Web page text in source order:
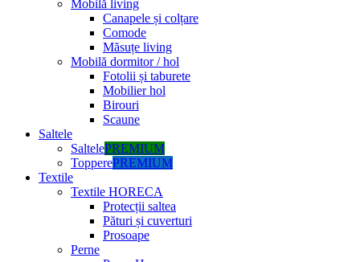
Mobilă living
Canapele și colțare
Comode
Măsuțe living
Mobilă dormitor / hol
Fotolii și taburete
Mobilier hol
Birouri
Scaune
Saltele
SaltelePREMIUM
TopperePREMIUM
Textile
Textile HORECA
Protecții saltea
Pături și cuverturi
Prosoape
Perne